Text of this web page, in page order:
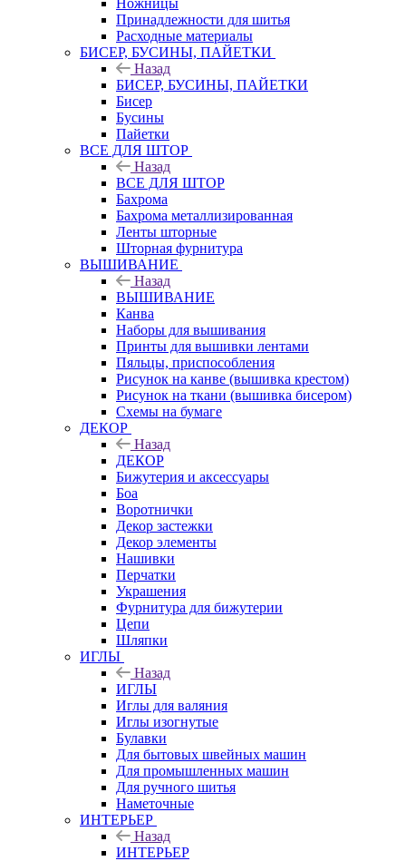
Ножницы
Принадлежности для шитья
Расходные материалы
БИСЕР, БУСИНЫ, ПАЙЕТКИ
Назад
БИСЕР, БУСИНЫ, ПАЙЕТКИ
Бисер
Бусины
Пайетки
ВСЕ ДЛЯ ШТОР
Назад
ВСЕ ДЛЯ ШТОР
Бахрома
Бахрома металлизированная
Ленты шторные
Шторная фурнитура
ВЫШИВАНИЕ
Назад
ВЫШИВАНИЕ
Канва
Наборы для вышивания
Принты для вышивки лентами
Пяльцы, приспособления
Рисунок на канве (вышивка крестом)
Рисунок на ткани (вышивка бисером)
Схемы на бумаге
ДЕКОР
Назад
ДЕКОР
Бижутерия и аксессуары
Боа
Воротнички
Декор застежки
Декор элементы
Нашивки
Перчатки
Украшения
Фурнитура для бижутерии
Цепи
Шляпки
ИГЛЫ
Назад
ИГЛЫ
Иглы для валяния
Иглы изогнутые
Булавки
Для бытовых швейных машин
Для промышленных машин
Для ручного шитья
Наметочные
ИНТЕРЬЕР
Назад
ИНТЕРЬЕР